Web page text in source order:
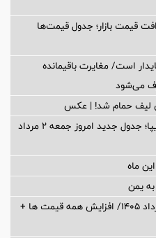
قیمت بازار؛ جدول قیمت‌ها
است/ مغایرت‌ باقیمانده
لیف حمام شد! | عکس
تغییر شدید قیمت خودروهای سایپا؛ جدول جدید امروز جمعه ۲ مرداد
ماه
یمن
قیمت طلا و سکه امروز جمعه ۹مرداد ۱۴۰۵/ افزایش همه قیمت ها +